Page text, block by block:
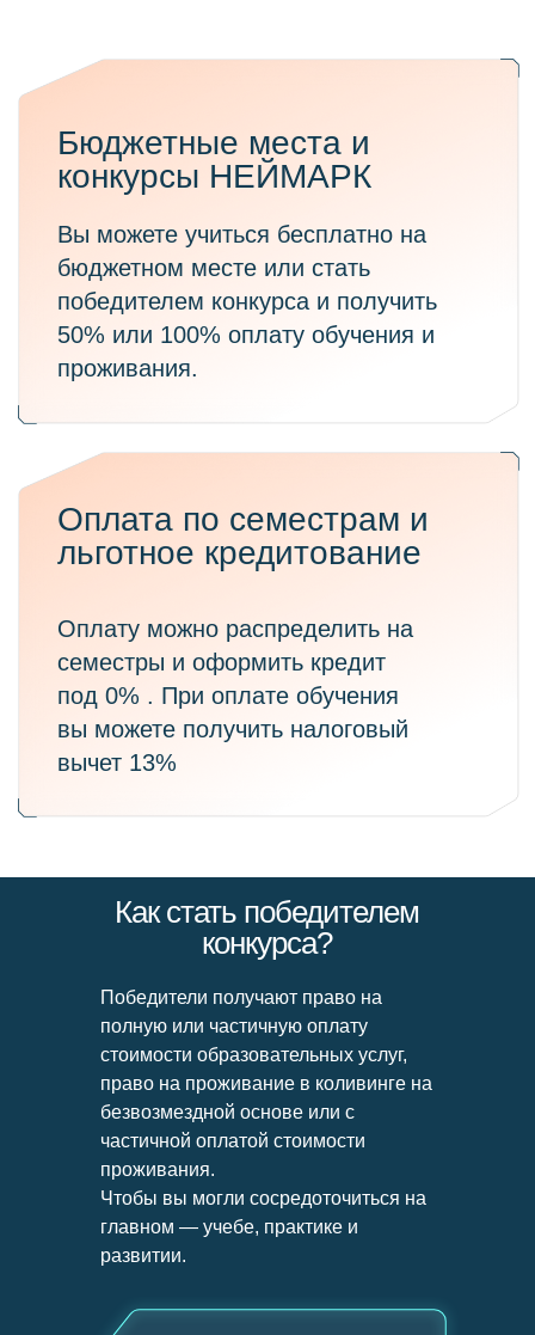
Как стать победителем
конкурса?
Победители получают право на
полную или частичную оплату
стоимости образовательных услуг,
право на проживание в коливинге на
безвозмездной основе или с
частичной оплатой стоимости
проживания.
Чтобы вы могли сосредоточиться на
главном — учебе, практике и
развитии.